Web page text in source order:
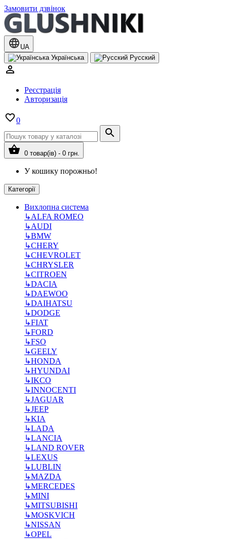
Замовити дзвінок
UA
Українська
Русский
Реєстрація
Авторизація
0
0 товар(ів) - 0 грн.
У кошику порожньо!
Категорії
Вихлопна система
↳ALFA ROMEO
↳AUDI
↳BMW
↳CHERY
↳CHEVROLET
↳CHRYSLER
↳CITROEN
↳DACIA
↳DAEWOO
↳DAIHATSU
↳DODGE
↳FIAT
↳FORD
↳FSO
↳GEELY
↳HONDA
↳HYUNDAI
↳IKCO
↳INNOCENTI
↳JAGUAR
↳JEEP
↳KIA
↳LADA
↳LANCIA
↳LAND ROVER
↳LEXUS
↳LUBLIN
↳MAZDA
↳MERCEDES
↳MINI
↳MITSUBISHI
↳MOSKVICH
↳NISSAN
↳OPEL